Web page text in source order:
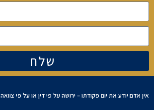
שלח
אין אדם יודע את יום פקודתו – ירושה על פי דין או על פי צוואה